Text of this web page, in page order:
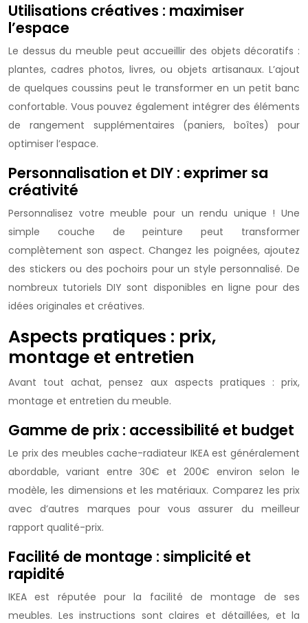
Utilisations créatives : maximiser
l’espace
Le dessus du meuble peut accueillir des objets décoratifs :
plantes, cadres photos, livres, ou objets artisanaux. L’ajout
de quelques coussins peut le transformer en un petit banc
confortable. Vous pouvez également intégrer des éléments
de rangement supplémentaires (paniers, boîtes) pour
optimiser l’espace.
Personnalisation et DIY : exprimer sa
créativité
Personnalisez votre meuble pour un rendu unique ! Une
simple couche de peinture peut transformer
complètement son aspect. Changez les poignées, ajoutez
des stickers ou des pochoirs pour un style personnalisé. De
nombreux tutoriels DIY sont disponibles en ligne pour des
idées originales et créatives.
Aspects pratiques : prix,
montage et entretien
Avant tout achat, pensez aux aspects pratiques : prix,
montage et entretien du meuble.
Gamme de prix : accessibilité et budget
Le prix des meubles cache-radiateur IKEA est généralement
abordable, variant entre 30€ et 200€ environ selon le
modèle, les dimensions et les matériaux. Comparez les prix
avec d’autres marques pour vous assurer du meilleur
rapport qualité-prix.
Facilité de montage : simplicité et
rapidité
IKEA est réputée pour la facilité de montage de ses
meubles. Les instructions sont claires et détaillées, et la